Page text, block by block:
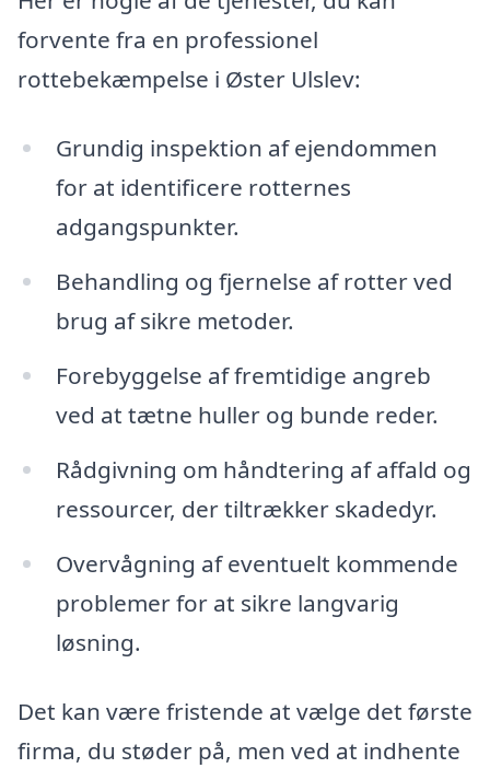
forvente fra en professionel
rottebekæmpelse i Øster Ulslev:
Grundig inspektion af ejendommen
for at identificere rotternes
adgangspunkter.
Behandling og fjernelse af rotter ved
brug af sikre metoder.
Forebyggelse af fremtidige angreb
ved at tætne huller og bunde reder.
Rådgivning om håndtering af affald og
ressourcer, der tiltrækker skadedyr.
Overvågning af eventuelt kommende
problemer for at sikre langvarig
løsning.
Det kan være fristende at vælge det første
firma, du støder på, men ved at indhente